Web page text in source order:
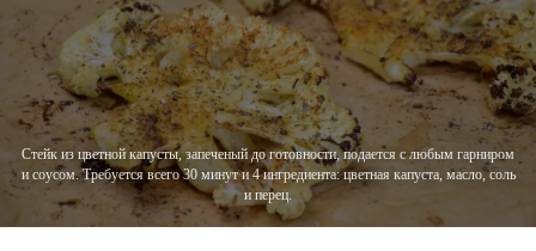
Стейк из цветной капусты, запеченый до готовности, подается с любым гарниром
и соусом. Требуется всего 30 минут и 4 ингредиента: цветная капуста, масло, соль
и перец.